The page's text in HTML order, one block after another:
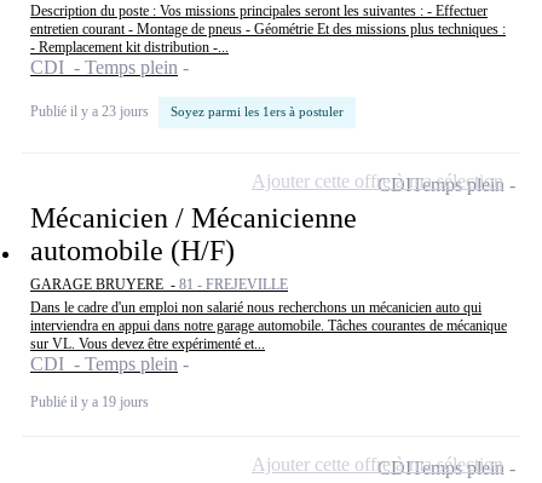
Description du poste : Vos missions principales seront les suivantes : - Effectuer
entretien courant - Montage de pneus - Géométrie Et des missions plus techniques :
- Remplacement kit distribution -...
CDI - Temps plein
Publié il y a 23 jours Soyez parmi les 1ers à postuler
Mécanicien / Mécanicienne
automobile (H/F)
GARAGE BRUYERE - 81 - FREJEVILLE
Dans le cadre d'un emploi non salarié nous recherchons un mécanicien auto qui
interviendra en appui dans notre garage automobile. Tâches courantes de mécanique
sur VL. Vous devez être expérimenté et...
CDI - Temps plein
Publié il y a 19 jours
CDITemps plein
Ajouter cette offre à ma sélection
CDITemps plein
Ajouter cette offre à ma sélection